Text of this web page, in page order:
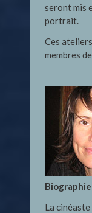
seront mis
portrait.
Ces
membres
La